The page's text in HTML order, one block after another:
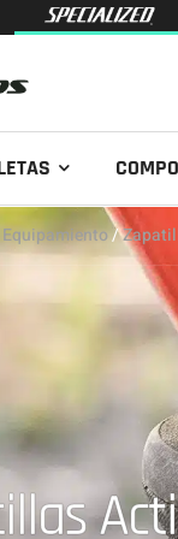
Equipamiento/